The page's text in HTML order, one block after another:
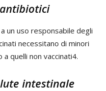
un uso responsabile degli
necessitano di minori
quelli non vaccinati4.
intestinale